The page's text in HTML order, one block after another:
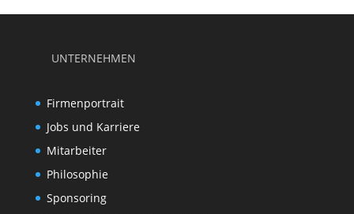
UNTERNEHMEN
Firmenportrait
Jobs und Karriere
Mitarbeiter
Philosophie
Sponsoring